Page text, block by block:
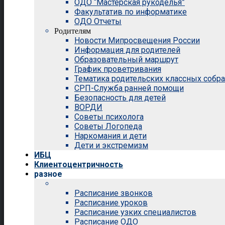
ОДО “Мастерская рукоделья”
Факультатив по информатике
ОДО Отчеты
Родителям
Новости Мипросвещения России
Информация для родителей
Образовательный маршрут
График проветривания
Тематика родительских классных
СРП-Служба ранней помощи
Безопасность для детей
ВОРДИ
Советы психолога
Советы Логопеда
Наркомания и дети
Дети и экстремизм
ИБЦ
Клиентоцентричность
разное
Расписание звонков
Расписание уроков
Расписание узких специалистов
Расписание ОДО